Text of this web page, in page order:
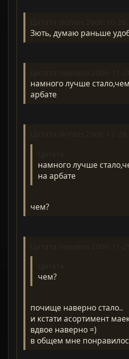
Зють, думаю раньше
намного лучше
арбате
намного лучше
на арбате
чем?
чем?
почище наверно стало..
и кстати асортимент
вдвое наверно =)
в общем мне